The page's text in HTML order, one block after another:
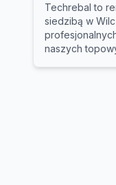
Techrebal to
siedzibą w
naszych